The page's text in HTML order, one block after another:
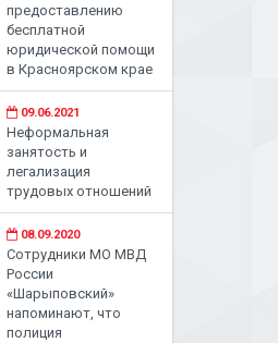
предоставлению
бесплатной
юридической помощи
в Красноярском крае
09.06.2021
Неформальная
занятость и
легализация
трудовых отношений
08.09.2020
Сотрудники МО МВД
России
«Шарыповский»
напоминают, что
полиция